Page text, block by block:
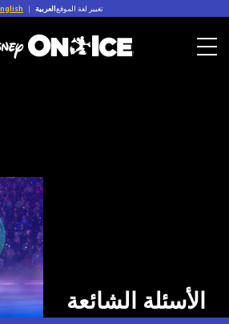
تغيير لغة الموقعالعربية |
الأسئلة
الشائعة
الأسئلة الشائعة